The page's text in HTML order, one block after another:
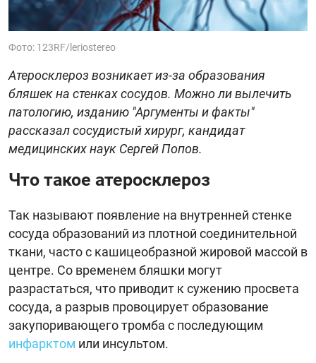
Фото: 123RF/leriostereo
Атеросклероз возникает из-за образования
бляшек на стенках сосудов. Можно ли вылечить
патологию, изданию "Аргументы и факты"
рассказал сосудистый хирург, кандидат
медицинских наук Сергей Попов.
Что такое атеросклероз
Так называют появление на внутренней стенке
сосуда образований из плотной соединительной
ткани, часто с кашицеобразной жировой массой в
центре. Со временем бляшки могут
разрастаться, что приводит к сужению просвета
сосуда, а разрыв провоцирует образование
закупоривающего тромба с последующим
инфарктом или инсультом.